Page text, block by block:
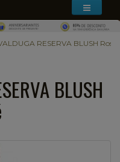
RESERVA BLUSH Rosé
BLUSH